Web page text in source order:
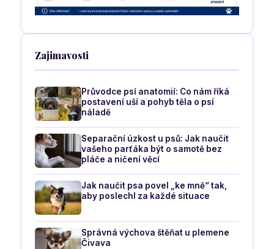
Zajimavosti
Průvodce psí anatomií: Co nám říká
postavení uší a pohyb těla o psí
náladě
Separační úzkost u psů: Jak naučit
vašeho parťáka být o samotě bez
pláče a ničení věcí
Jak naučit psa povel „ke mně“ tak,
aby poslechl za každé situace
Správná výchova štěňat u plemene
Čivava